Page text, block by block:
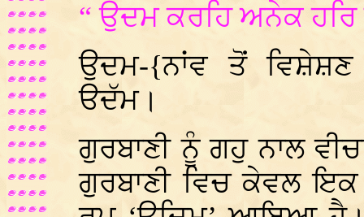
“ ਉਦਮ ਕਰਹਿ ਅਨੇਕ ਹਰਿ
ਉਦਮ-{ਨਾਂਵ ਤੋਂ
ੳਦੱਮ।
ਗੁਰਬਾਣੀ ਨੂੰ ਗਹੁ ਨਾਲ
ਗੁਰਬਾਣੀ ਵਿਚ ਕੇਵਲ